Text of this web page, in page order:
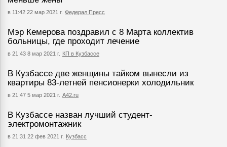
в 11:42 22 мар 2021 г. Федерал Пресс
Мэр Кемерова поздравил с 8 Марта коллектив
больницы, где проходит лечение
в 21:43 8 мар 2021 г. КП в Кузбассе
В Кузбассе две женщины тайком вынесли из
квартиры 83-летней пенсионерки холодильник
в 21:47 5 мар 2021 г. А42.ru
В Кузбассе назван лучший студент-
электромонтажник
в 21:31 22 фев 2021 г. Кузбасс